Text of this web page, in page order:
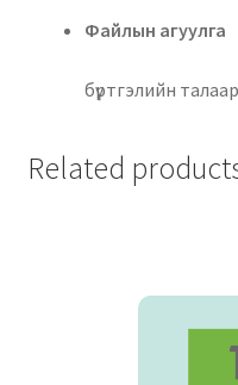
бүртгэлийн
Related